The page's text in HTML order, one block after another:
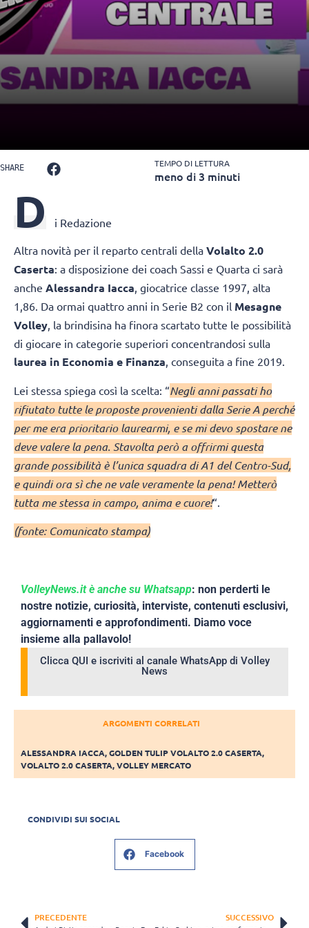
SHARE TEMPO DI LETTURA
meno di 3 minuti
D i Redazione
Altra novità per il reparto centrali della Volalto 2.0
Caserta: a disposizione dei coach Sassi e Quarta ci sarà
anche Alessandra Iacca, giocatrice classe 1997, alta
1,86. Da ormai quattro anni in Serie B2 con il Mesagne
Volley, la brindisina ha finora scartato tutte le possibilità
di giocare in categorie superiori concentrandosi sulla
laurea in Economia e Finanza, conseguita a fine 2019.
Lei stessa spiega così la scelta: “Negli anni passati ho
rifiutato tutte le proposte provenienti dalla Serie A perché
per me era prioritario laurearmi, e se mi devo spostare ne
deve valere la pena. Stavolta però a offrirmi questa
grande possibilità è l’unica squadra di A1 del Centro-Sud,
e quindi ora sì che ne vale veramente la pena! Metterò
tutta me stessa in campo, anima e cuore!“.
(fonte: Comunicato stampa)
VolleyNews.it è anche su Whatsapp: non perderti le
nostre notizie, curiosità, interviste, contenuti esclusivi,
aggiornamenti e approfondimenti. Diamo voce
insieme alla pallavolo!
Clicca QUI e iscriviti al canale WhatsApp di Volley
News
ARGOMENTI CORRELATI
ALESSANDRA IACCA,GOLDEN TULIP VOLALTO 2.0 CASERTA,
VOLALTO 2.0 CASERTA,VOLLEY MERCATO
CONDIVIDI SUI SOCIAL
Facebook
PRECEDENTE SUCCESSIVO